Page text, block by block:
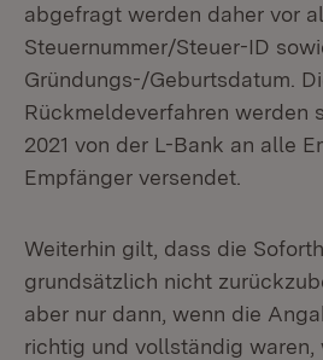
abgefragt werden daher vor
Steuernummer/Steuer-ID
Gründungs-/Geburtsdatum.
Rückmeldeverfahren werden
2021 von der L-Bank an alle
Empfänger versendet.
Weiterhin gilt, dass die
grundsätzlich nicht
aber nur dann, wenn die
richtig und vollständig waren,